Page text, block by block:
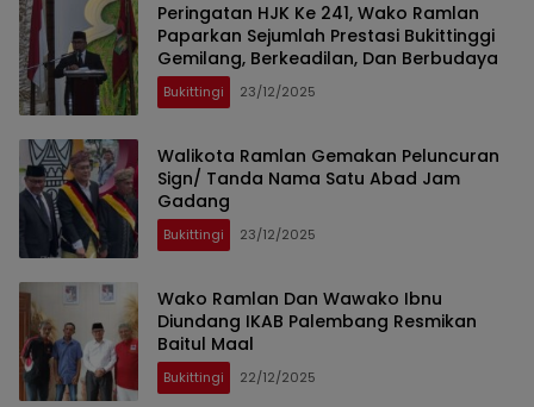
Peringatan HJK Ke 241, Wako Ramlan
Paparkan Sejumlah Prestasi Bukittinggi
Gemilang, Berkeadilan, Dan Berbudaya
Bukittingi 23/12/2025
Walikota Ramlan Gemakan Peluncuran
Sign/ Tanda Nama Satu Abad Jam
Gadang
Bukittingi 23/12/2025
Wako Ramlan Dan Wawako Ibnu
Diundang IKAB Palembang Resmikan
Baitul Maal
Bukittingi 22/12/2025